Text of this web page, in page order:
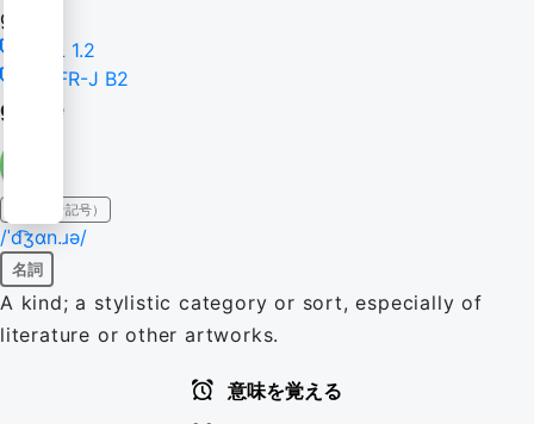
genre
TSL 1.2
CEFR-J B2
genre
IPA（発音記号）
/ˈd͡ʒɑn.ɹə/
名詞
A kind; a stylistic category or sort, especially of
literature or other artworks.
意味を覚える